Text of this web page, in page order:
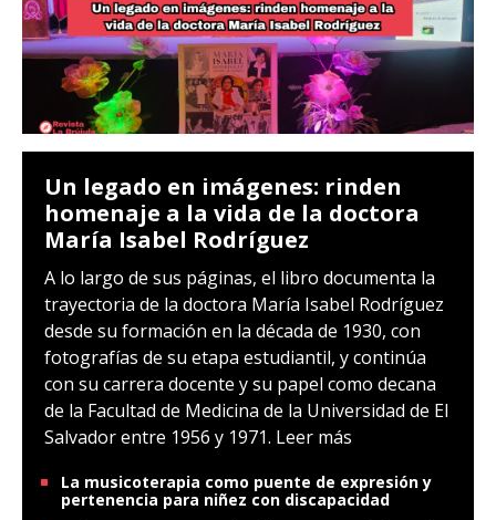
Un legado en imágenes: rinden
homenaje a la vida de la doctora
María Isabel Rodríguez
A lo largo de sus páginas, el libro documenta la
trayectoria de la doctora María Isabel Rodríguez
desde su formación en la década de 1930, con
fotografías de su etapa estudiantil, y continúa
con su carrera docente y su papel como decana
de la Facultad de Medicina de la Universidad de El
Salvador entre 1956 y 1971. Leer más
La musicoterapia como puente de expresión y
pertenencia para niñez con discapacidad